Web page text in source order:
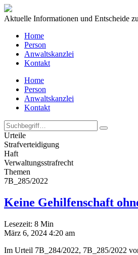
Aktuelle Informationen und Entscheide
Home
Person
Anwaltskanzlei
Kontakt
Home
Person
Anwaltskanzlei
Kontakt
Urteile
Strafverteidigung
Haft
Verwaltungs­strafrecht
Themen
7B_285/2022
Keine Gehilfenschaft
Lesezeit: 8 Min
März 6, 2024 4:20 am
Im Urteil 7B_284/2022, 7B_285/2022